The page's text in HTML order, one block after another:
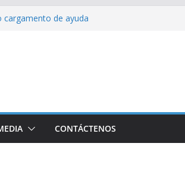
cargamento de ayuda
CONTÁCTENOS